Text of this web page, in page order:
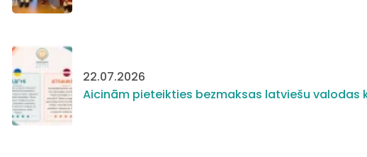
22.07.2026
Aicinām pieteikties bezmaksas latviešu valodas